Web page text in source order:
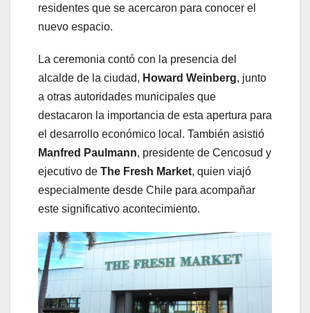
residentes que se acercaron para conocer el
nuevo espacio.
La ceremonia contó con la presencia del
alcalde de la ciudad, Howard Weinberg, junto
a otras autoridades municipales que
destacaron la importancia de esta apertura para
el desarrollo económico local. También asistió
Manfred Paulmann, presidente de Cencosud y
ejecutivo de The Fresh Market, quien viajó
especialmente desde Chile para acompañar
este significativo acontecimiento.